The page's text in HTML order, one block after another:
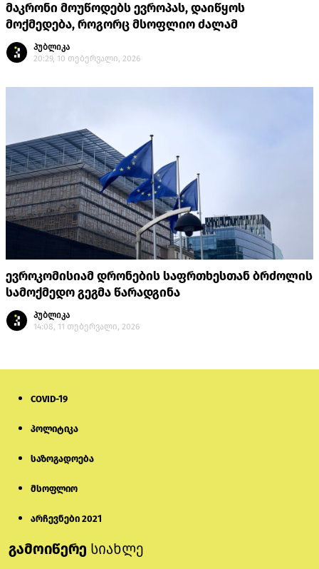
მაკრონი მოუწოდებს ევროპას, დაიწყოს
მოქმედება, როგორც მსოფლიო ძალამ
პუბლიკა
20:29, 10 თებერვალი, 2026
ევროკომისიამ დრონების საფრთხესთან ბრძოლის
სამოქმედო გეგმა წარადგინა
პუბლიკა
14:08, 11 თებერვალი, 2026
COVID-19
პოლიტიკა
საზოგადოება
მსოფლიო
არჩევნები 2021
გამოიწერე სიახლე